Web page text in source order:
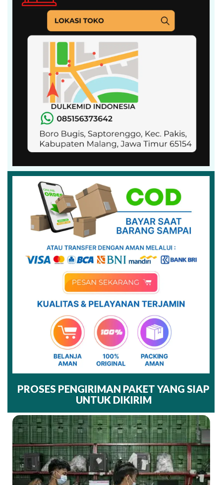
PROSES PENGIRIMAN PAKET YANG SIAP
UNTUK DIKIRIM